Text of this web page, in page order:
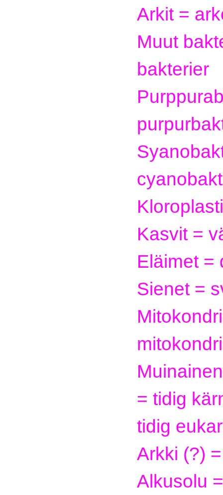
Arkit =
Muut
bakterier
Kasvit =
Eläimet =
Sienet =
= tidig
tidig
Arkki (?)
Alkusolu